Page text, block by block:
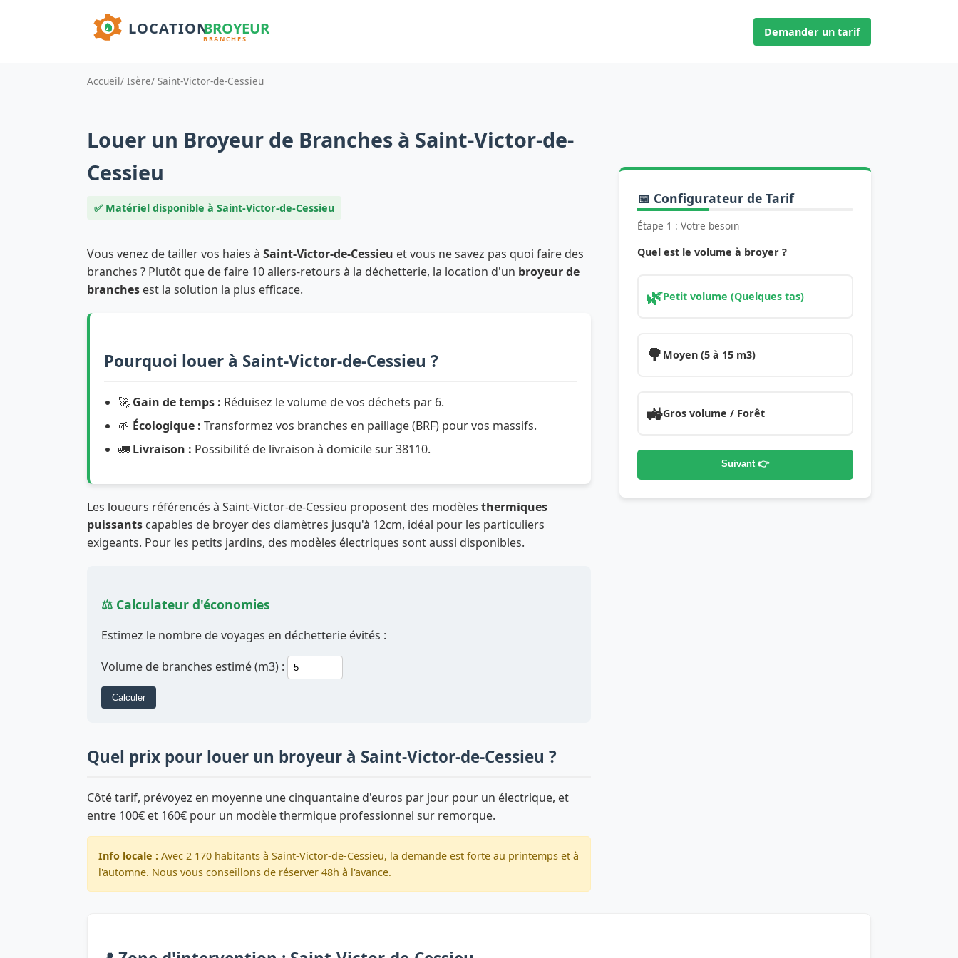
Demander un tarif
Accueil/ Isère/ Saint-Victor-de-Cessieu
Louer un Broyeur de Branches à Saint-Victor-de-
Cessieu
✅ Matériel disponible à Saint-Victor-de-Cessieu
Vous venez de tailler vos haies à Saint-Victor-de-Cessieu et vous ne savez pas quoi faire des
branches ? Plutôt que de faire 10 allers-retours à la déchetterie, la location d'un broyeur de
branches est la solution la plus efficace.
Pourquoi louer à Saint-Victor-de-Cessieu ?
🚀 Gain de temps : Réduisez le volume de vos déchets par 6.
🌱 Écologique : Transformez vos branches en paillage (BRF) pour vos massifs.
🚛 Livraison : Possibilité de livraison à domicile sur 38110.
Les loueurs référencés à Saint-Victor-de-Cessieu proposent des modèles thermiques
puissants capables de broyer des diamètres jusqu'à 12cm, idéal pour les particuliers
exigeants. Pour les petits jardins, des modèles électriques sont aussi disponibles.
⚖️ Calculateur d'économies
Estimez le nombre de voyages en déchetterie évités :
Volume de branches estimé (m3) :
Calculer
Quel prix pour louer un broyeur à Saint-Victor-de-Cessieu ?
Côté tarif, prévoyez en moyenne une cinquantaine d'euros par jour pour un électrique, et
entre 100€ et 160€ pour un modèle thermique professionnel sur remorque.
Info locale : Avec 2 170 habitants à Saint-Victor-de-Cessieu, la demande est forte au printemps et à
l'automne. Nous vous conseillons de réserver 48h à l'avance.
📅 Configurateur de Tarif
Étape 1 : Votre besoin
Quel est le volume à broyer ?
🌿Petit volume (Quelques tas)
🌳 Moyen (5 à 15 m3)
🚜Gros volume / Forêt
Suivant 👉